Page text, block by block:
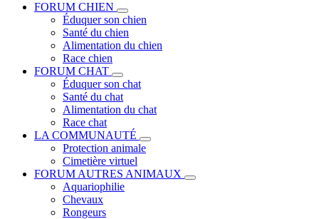
FORUM CHIEN
Éduquer son chien
Santé du chien
Alimentation du chien
Race chien
FORUM CHAT
Éduquer son chat
Santé du chat
Alimentation du chat
Race chat
LA COMMUNAUTÉ
Protection animale
Cimetière virtuel
FORUM AUTRES ANIMAUX
Aquariophilie
Chevaux
Rongeurs